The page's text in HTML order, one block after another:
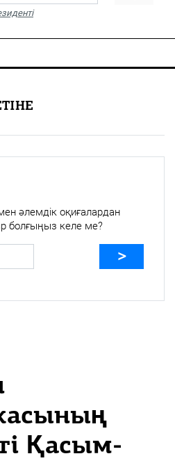
Қасым-
әлемдік оқиғалардан
болғыңыз келе ме?